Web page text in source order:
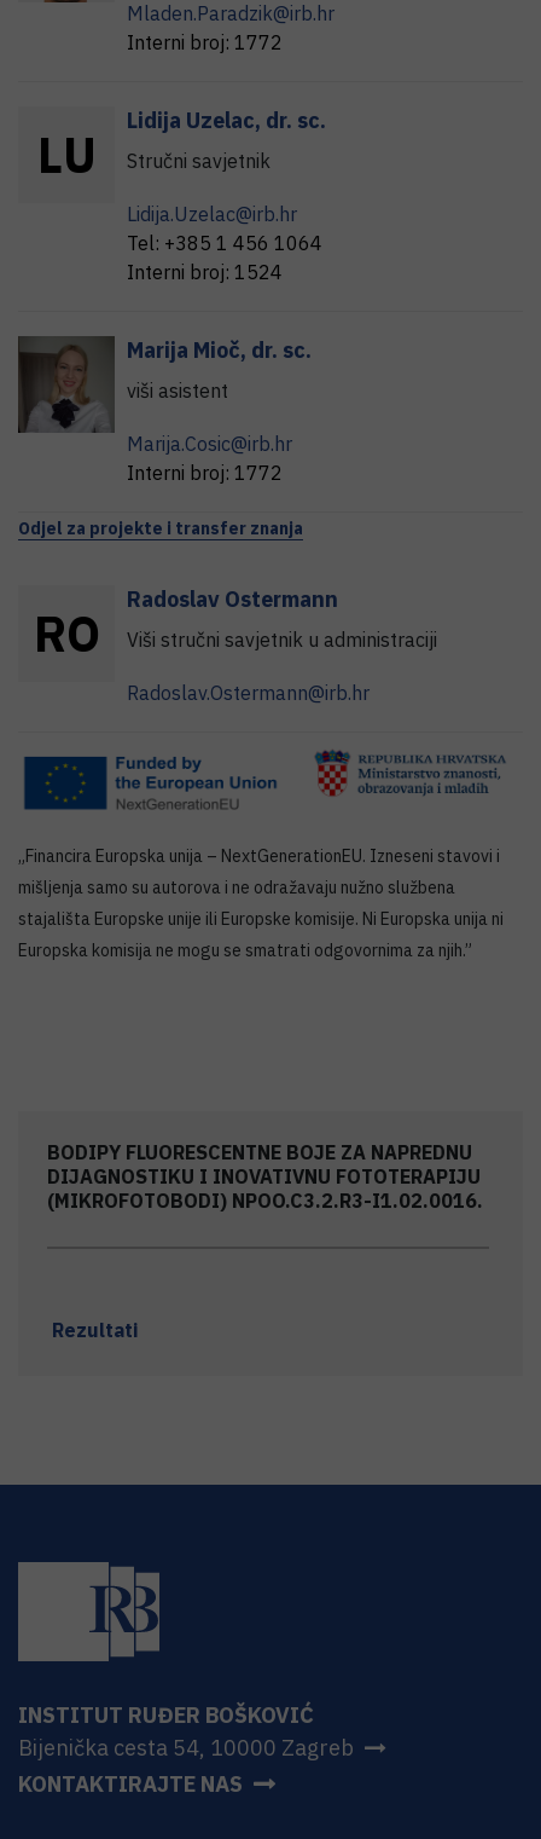
Mladen.Paradzik@irb.hr
Interni broj: 1772
Lidija Uzelac, dr. sc.
LU Stručni savjetnik
Lidija.Uzelac@irb.hr
Tel: +385 1 456 1064
Interni broj: 1524
Marija Mioč, dr. sc.
viši asistent
Marija.Cosic@irb.hr
Interni broj: 1772
Odjel za projekte i transfer znanja
Radoslav Ostermann
RO Viši stručni savjetnik u administraciji
Radoslav.Ostermann@irb.hr
„Financira Europska unija – NextGenerationEU. Izneseni stavovi i
mišljenja samo su autorova i ne odražavaju nužno službena
stajališta Europske unije ili Europske komisije. Ni Europska unija ni
Europska komisija ne mogu se smatrati odgovornima za njih.”
BODIPY FLUORESCENTNE BOJE ZA NAPREDNU
DIJAGNOSTIKU I INOVATIVNU FOTOTERAPIJU
(MIKROFOTOBODI) NPOO.C3.2.R3-I1.02.0016.
Rezultati
INSTITUT RUĐER BOŠKOVIĆ
Bijenička cesta 54, 10000 Zagreb
KONTAKTIRAJTE NAS